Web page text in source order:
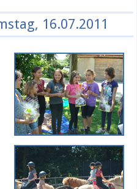
16.07.2011